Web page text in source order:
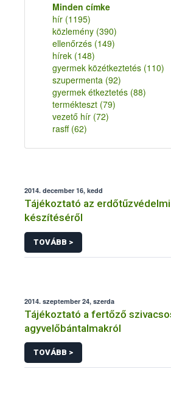
Minden címke
hír (1195)
közlemény (390)
ellenőrzés (149)
hírek (148)
gyermek közétkeztetés (110)
szupermenta (92)
gyermek étkeztetés (88)
termékteszt (79)
vezető hír (72)
rasff (62)
2014. december 16, kedd
Tájékoztató az
készítéséről
TOVÁBB >
2014. szeptember 24, szerda
Tájékoztató a fertőző
agyvelőbántalmakról
TOVÁBB >